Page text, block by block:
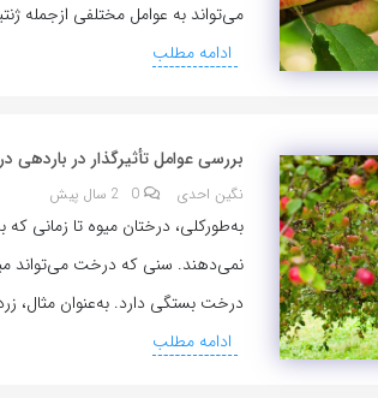
می‌تواند به عوامل مختلفی ازجمله
ادامه مطلب
بررسی عوامل تأثیرگذار در باردهی
نگین احدی 0 2 سال پیش
به‌طورکلی، درختان میوه تا زمانی
نمی‌دهند. سنی که درخت می‌تواند
درخت بستگی دارد. به‌عنوان مثال،
ادامه مطلب